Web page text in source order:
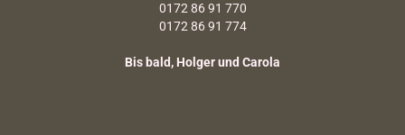
0172 86 91 770
0172 86 91 774
Bis bald, Holger und Carola